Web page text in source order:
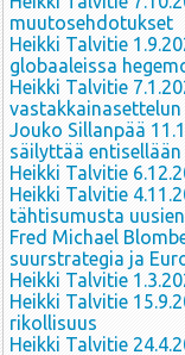
muutosehdotukset
Heikki Talvitie
globaaleissa
Heikki Talvitie
vastakkainasettelun
Jouko Sillanpää
säilyttää entisellään
Heikki Talvitie
Heikki Talvitie
tähtisumusta
Fred Michael
suurstrategia ja
Heikki Talvitie
Heikki Talvitie
rikollisuus
Heikki Talvitie